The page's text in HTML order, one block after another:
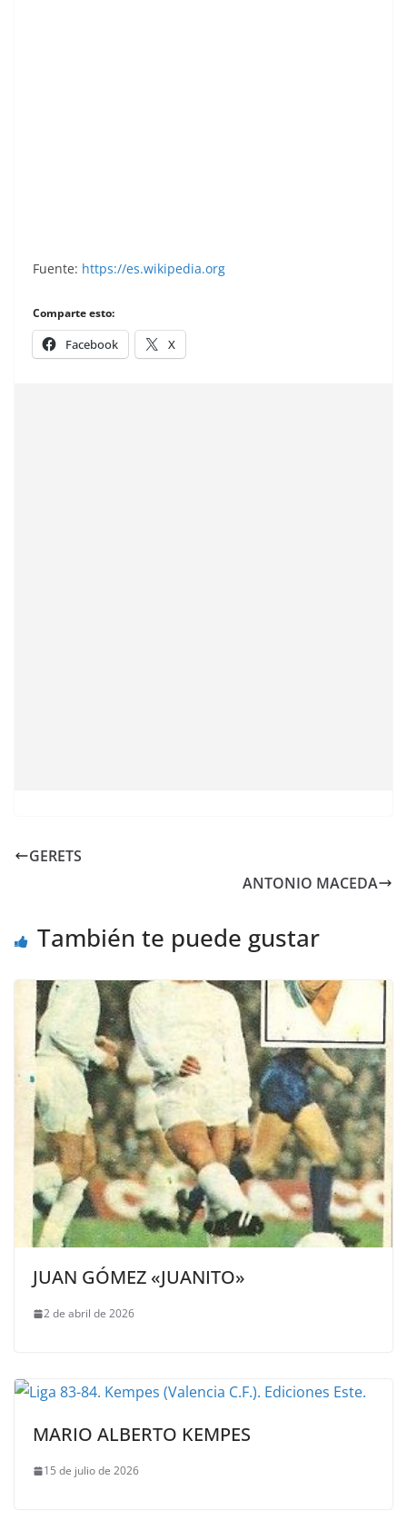
Fuente: https://es.wikipedia.org
Comparte esto:
Facebook X
GERETS
ANTONIO MACEDA
También te puede gustar
JUAN GÓMEZ «JUANITO»
2 de abril de 2026
MARIO ALBERTO KEMPES
15 de julio de 2026